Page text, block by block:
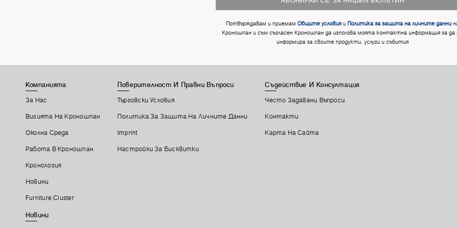
Потвърждавам и приемамОбщите условияи Политика за защита на личните данни
Кроношпан и съм съгласен Кроношпан да използва моята контактна информация за да
информира за своите продукти, услуги и събития
Компанията
За Нас
Визията На Кроношпан
Околна Среда
Работа В Кроношпан
Кронология
Новини
Furniture Cluster
Поверителност И Правни Въпроси
Търговски Условия
Политика За Защита На Личните Данни
Imprint
Настройки За Бисквитки
Съдействие И Консултация
Често Задавани Въпроси
Контакти
Карта На Сайта
Новини